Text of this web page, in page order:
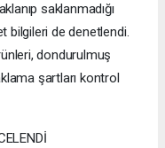
saklanmadığı
bilgileri de denetlendi.
dondurulmuş
şartları kontrol